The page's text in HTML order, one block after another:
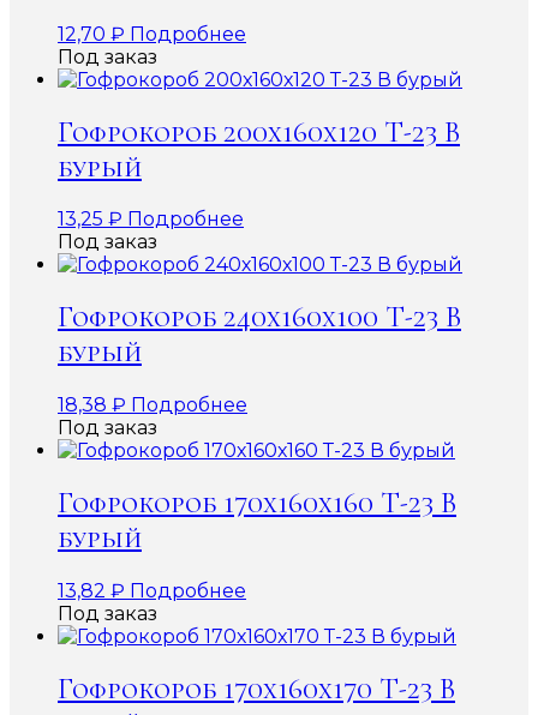
12,70 ₽ Подробнее
Под заказ
Гофрокороб 200х160х120 Т-23 В
бурый
13,25 ₽ Подробнее
Под заказ
Гофрокороб 240х160х100 Т-23 В
бурый
18,38 ₽ Подробнее
Под заказ
Гофрокороб 170х160х160 Т-23 В
бурый
13,82 ₽ Подробнее
Под заказ
Гофрокороб 170х160х170 Т-23 В